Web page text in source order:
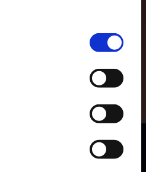
den tilhørende redaktion